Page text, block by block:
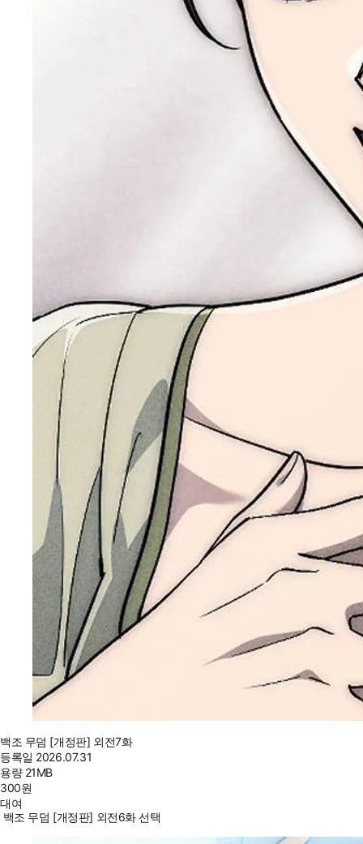
백조 무덤 [개정판] 외전7화
등록일 2026.07.31
용량 21MB
300원
대여
백조 무덤 [개정판] 외전6화 선택